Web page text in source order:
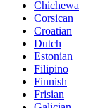
Chichewa
Corsican
Croatian
Dutch
Estonian
Filipino
Finnish
Frisian